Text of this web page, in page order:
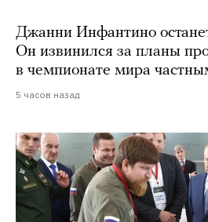
Джанни Инфантино
Он извинился за планы
в чемпионате мира
5 часов назад